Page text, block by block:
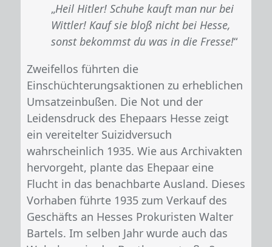
„Heil Hitler! Schuhe kauft man nur bei
Wittler! Kauf sie bloß nicht bei Hesse,
sonst bekommst du was in die Fresse!“
Zweifellos führten die
Einschüchterungsaktionen zu erheblichen
Umsatzeinbußen. Die Not und der
Leidensdruck des Ehepaars Hesse zeigt
ein vereitelter Suizidversuch
wahrscheinlich 1935. Wie aus Archivakten
hervorgeht, plante das Ehepaar eine
Flucht in das benachbarte Ausland. Dieses
Vorhaben führte 1935 zum Verkauf des
Geschäfts an Hesses Prokuristen Walter
Bartels. Im selben Jahr wurde auch das